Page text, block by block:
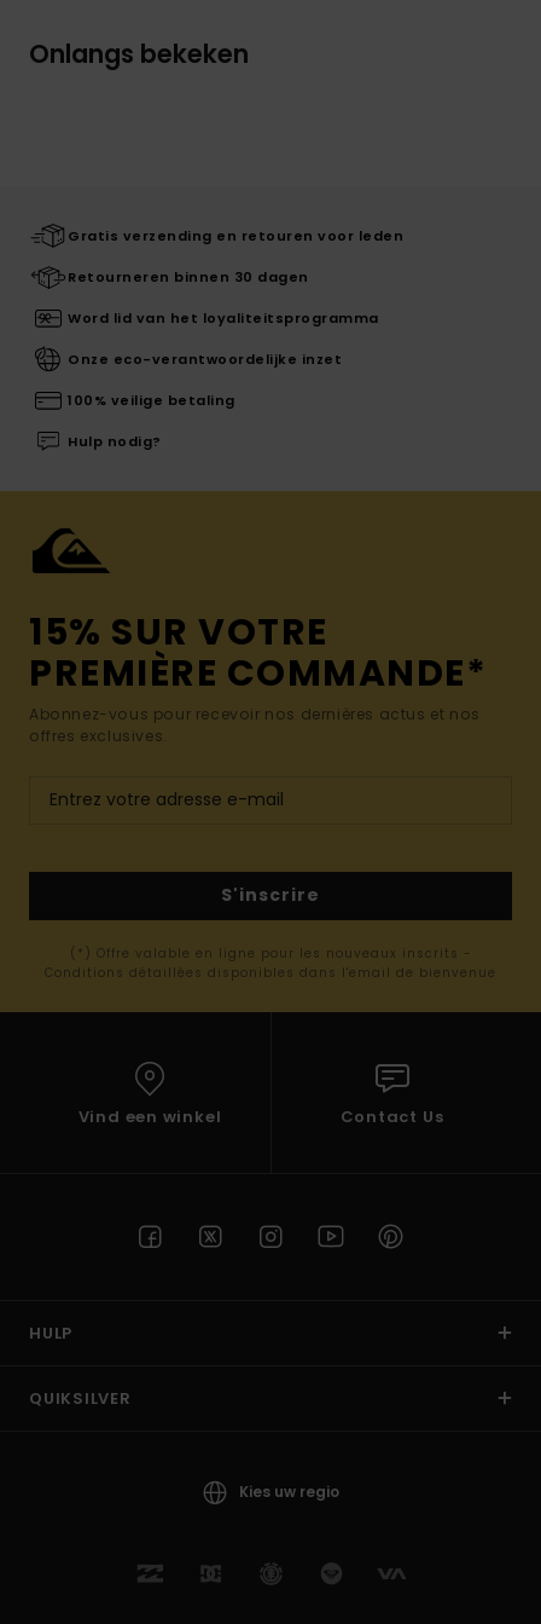
Onlangs bekeken
Gratis verzending en retouren voor leden
Retourneren binnen 30 dagen
Word lid van het loyaliteitsprogramma
Onze eco-verantwoordelijke inzet
100% veilige betaling
Hulp nodig?
15% SUR VOTRE
PREMIÈRE COMMANDE*
Abonnez-vous pour recevoir nos dernières actus et nos
offres exclusives.
S'inscrire
(*) Offre valable en ligne pour les nouveaux inscrits -
Conditions détaillées disponibles dans l'email de bienvenue
Vind een winkel Contact Us
HULP
QUIKSILVER
Kies uw regio